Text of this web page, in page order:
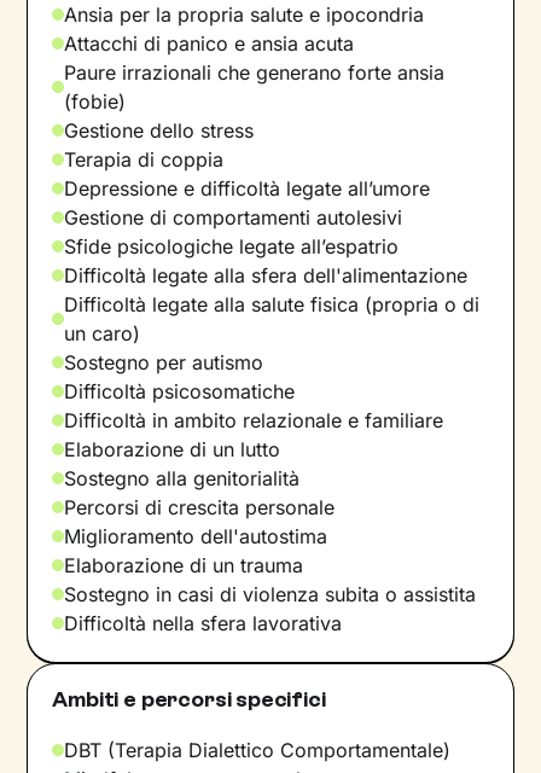
Ansia per la propria salute e ipocondria
Attacchi di panico e ansia acuta
Paure irrazionali che generano forte ansia
(fobie)
Gestione dello stress
Terapia di coppia
Depressione e difficoltà legate all’umore
Gestione di comportamenti autolesivi
Sfide psicologiche legate all’espatrio
Difficoltà legate alla sfera dell'alimentazione
Difficoltà legate alla salute fisica (propria o di
un caro)
Sostegno per autismo
Difficoltà psicosomatiche
Difficoltà in ambito relazionale e familiare
Elaborazione di un lutto
Sostegno alla genitorialità
Percorsi di crescita personale
Miglioramento dell'autostima
Elaborazione di un trauma
Sostegno in casi di violenza subita o assistita
Difficoltà nella sfera lavorativa
Ambiti e percorsi specifici
DBT (Terapia Dialettico Comportamentale)